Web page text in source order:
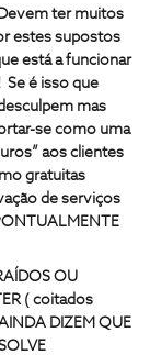
ter muitos
estes supostos
está a funcionar
é isso que
mas
se como uma
aos clientes
gratuitas
de serviços
OU
( coitados
DIZEM QUE